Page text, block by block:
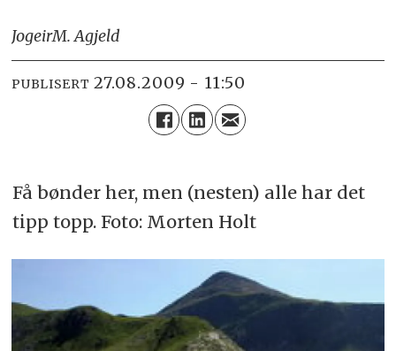
JogeirM. Agjeld
PUBLISERT 27.08.2009 - 11:50
Få bønder her, men (nesten) alle har det
tipp topp. Foto: Morten Holt